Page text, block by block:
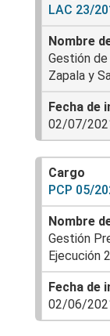
LAC 23/
Gestión
Zapala y
02/07/
PCP 05/
Gestión
Ejecución
02/06/